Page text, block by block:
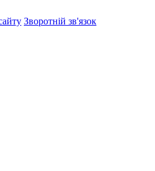
Зворотній зв'язок